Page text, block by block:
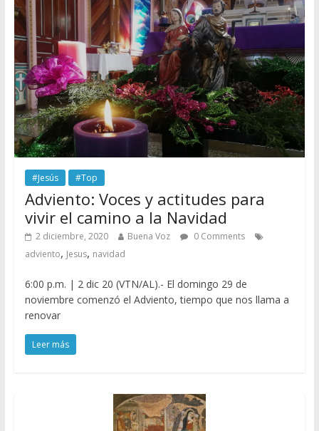
#Jesús #Top
Adviento: Voces y actitudes para
vivir el camino a la Navidad
2 diciembre, 2020 Buena Voz
0 Comments
adviento, Jesus, navidad
6:00 p.m. | 2 dic 20 (VTN/AL).- El domingo 29 de
noviembre comenzó el Adviento, tiempo que nos llama a
renovar
Leer más